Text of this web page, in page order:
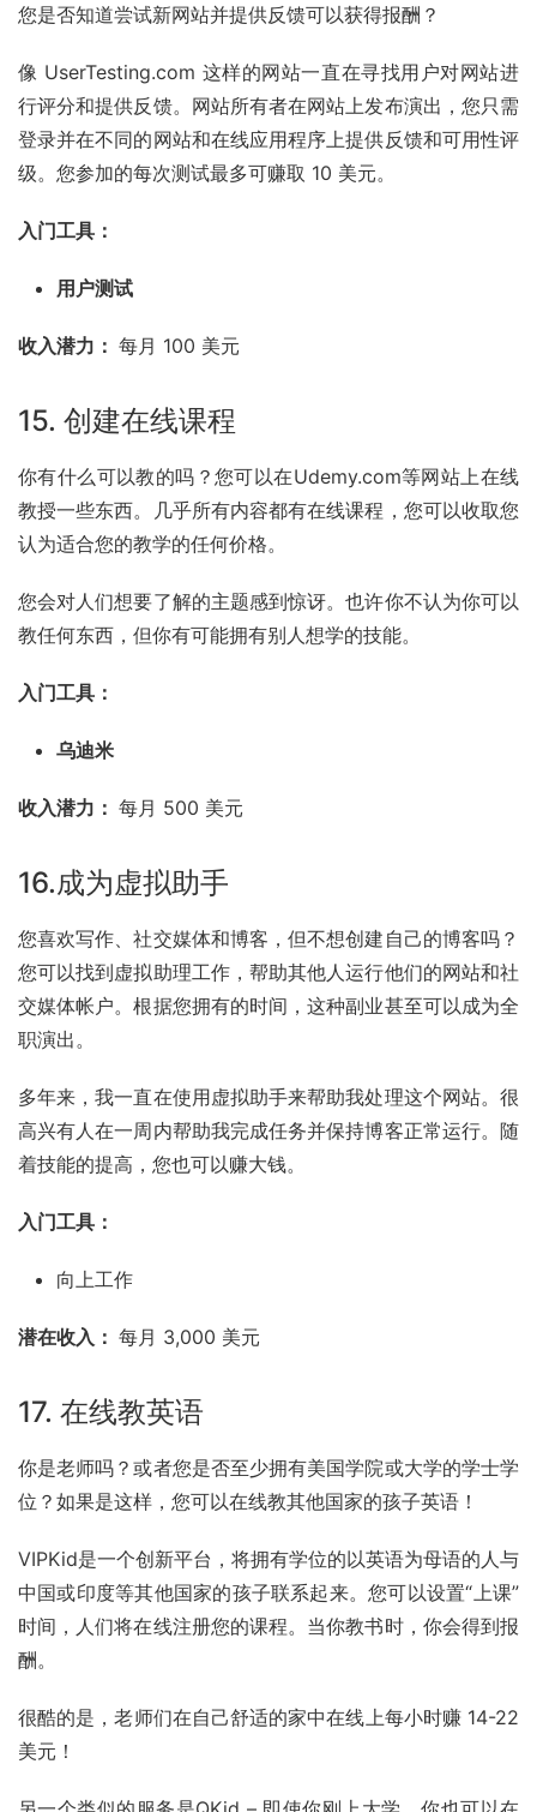
您是否知道尝试新网站并提供反馈可以获得报酬？
像 UserTesting.com 这样的网站一直在寻找用户对网站进
行评分和提供反馈。网站所有者在网站上发布演出，您只需
登录并在不同的网站和在线应用程序上提供反馈和可用性评
级。您参加的每次测试最多可赚取 10 美元。
入门工具：
用户测试
收入潜力： 每月 100 美元
15. 创建在线课程
你有什么可以教的吗？您可以在Udemy.com等网站上在线
教授一些东西。几乎所有内容都有在线课程，您可以收取您
认为适合您的教学的任何价格。
您会对人们想要了解的主题感到惊讶。也许你不认为你可以
教任何东西，但你有可能拥有别人想学的技能。
入门工具：
乌迪米
收入潜力： 每月 500 美元
16.成为虚拟助手
您喜欢写作、社交媒体和博客，但不想创建自己的博客吗？
您可以找到虚拟助理工作，帮助其他人运行他们的网站和社
交媒体帐户。根据您拥有的时间，这种副业甚至可以成为全
职演出。
多年来，我一直在使用虚拟助手来帮助我处理这个网站。很
高兴有人在一周内帮助我完成任务并保持博客正常运行。随
着技能的提高，您也可以赚大钱。
入门工具：
向上工作
潜在收入： 每月 3,000 美元
17. 在线教英语
你是老师吗？或者您是否至少拥有美国学院或大学的学士学
位 ？如果是这样，您可以在线教其他国家的孩子英语！
VIPKid是一个创新平台，将拥有学位的以英语为母语的人与
中国或印度等其他国家的孩子联系起来。您可以设置“上课”
时间，人们将在线注册您的课程。当你教书时，你会得到报
酬。
很酷的是，老师们在自己舒适的家中在线上每小时赚 14-22
美元！